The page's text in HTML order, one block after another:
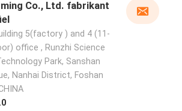
Co., Ltd. fabrikant
5(factory ) and 4 (11-
office , Runzhi Science
Park, Sanshan
Nanhai District, Foshan